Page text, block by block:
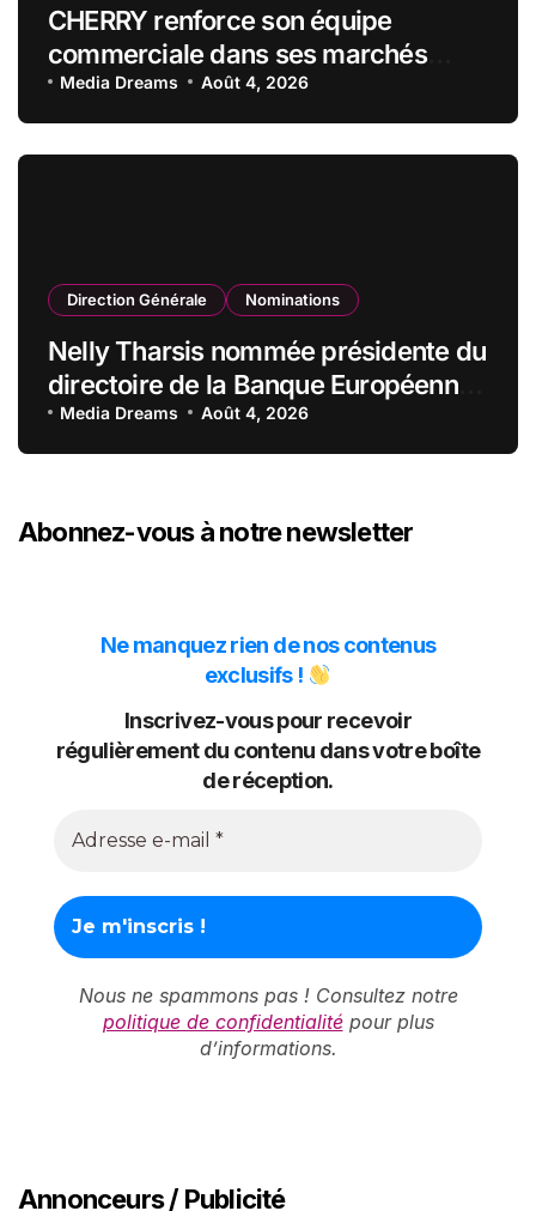
CHERRY renforce son équipe
commerciale dans ses marchés
stratégiques
Media Dreams Août 4, 2026
Direction Générale Nominations
Nelly Tharsis nommée présidente du
directoire de la Banque Européenne
du Crédit Mutuel
Media Dreams Août 4, 2026
Abonnez-vous à notre newsletter
Ne manquez rien de nos contenus
exclusifs !
Inscrivez-vous pour recevoir
régulièrement du contenu dans votre boîte
de réception.
Nous ne spammons pas ! Consultez notre
politique de confidentialitépour plus
d’informations.
Annonceurs / Publicité